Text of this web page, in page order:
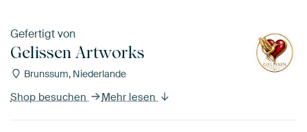
Gefertigt von
Gelissen Artworks
Brunssum, Niederlande
Shop besuchen Mehr lesen